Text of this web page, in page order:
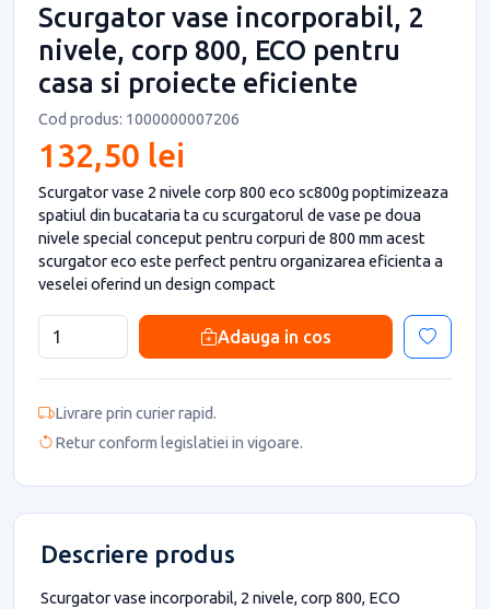
Scurgator vase incorporabil, 2
nivele, corp 800, ECO pentru
casa si proiecte eficiente
Cod produs: 1000000007206
132,50 lei
Scurgator vase 2 nivele corp 800 eco sc800g poptimizeaza
spatiul din bucataria ta cu scurgatorul de vase pe doua
nivele special conceput pentru corpuri de 800 mm acest
scurgator eco este perfect pentru organizarea eficienta a
veselei oferind un design compact
Adauga in cos
Livrare prin curier rapid.
Retur conform legislatiei in vigoare.
Descriere produs
Scurgator vase incorporabil, 2 nivele, corp 800, ECO